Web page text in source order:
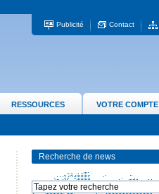
Publicité Contact
RESSOURCES VOTRE COMPTE
Recherche de news